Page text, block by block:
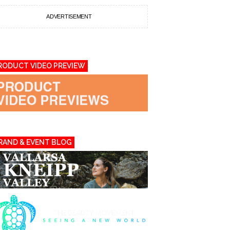
ADVERTISEMENT
VIDEO PREVIEW
& EVENT BLOG